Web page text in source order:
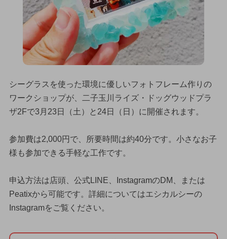
シーグラスを使った環境に優しいフォトフレーム作りの
ワークショップが、二子玉川ライズ・ドッグウッドプラ
ザ2Fで3月23日（土）と24日（日）に開催されます。
参加費は2,000円で、所要時間は約40分です。小さなお子
様も参加できる手軽な工作です。
申込方法は店頭、公式LINE、InstagramのDM、または
Peatixから可能です。詳細についてはエシカルシーの
Instagramをご覧ください。